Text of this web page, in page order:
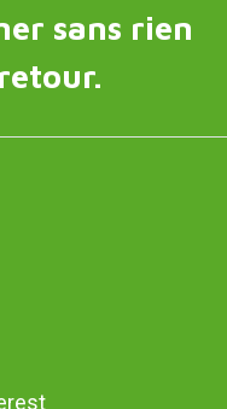
sans rien